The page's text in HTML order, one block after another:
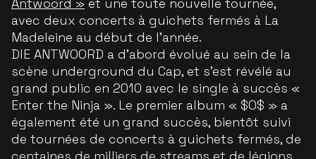
avec deux concerts à guichets fermés à La
Madeleine au début de l'année.
DIE ANTWOORD a d’abord évolué au sein de la
scène underground du Cap, et s’est révélé au
grand public en 2010 avec le single à succès «
Enter the Ninja ». Le premier album « $O$ » a
également été un grand succès, bientôt suivi
de tournées de concerts à guichets fermés, de